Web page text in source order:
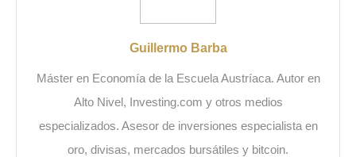
Guillermo Barba
Máster en Economía de la Escuela Austríaca. Autor en
Alto Nivel, Investing.com y otros medios
especializados. Asesor de inversiones especialista en
oro, divisas, mercados bursátiles y bitcoin.